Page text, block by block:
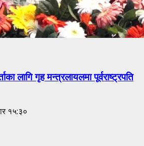
लागि गृह मन्त्रलायलमा पूर्वराष्ट्रपति
१५:३०